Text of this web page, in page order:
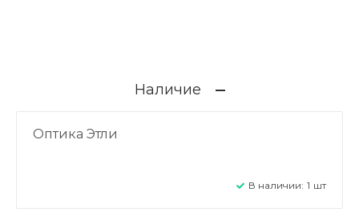
Наличие
Оптика Этли
В наличии: 1 шт